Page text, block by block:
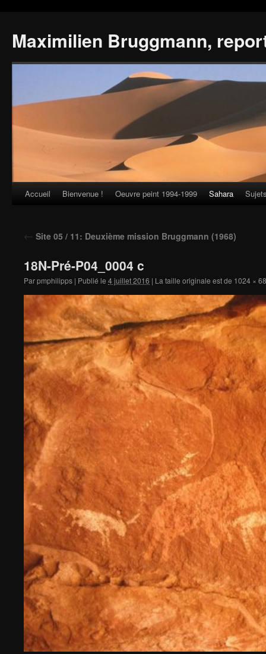
Maximilien Bruggmann,
Skip
content
Accueil Bienvenue ! Oeuvre peint 1994-1999 Sahara
← Site 05 / 11: Deuxième mission Bruggmann (1968)
18N-Pré-P04_0004 c
Parpmphilipps | Publié le 4 juillet 2016 | La taille originale est de 1024 ×